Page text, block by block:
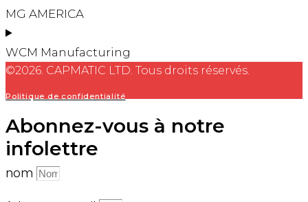
MG AMERICA
WCM Manufacturing
©2026. CAPMATIC LTD. Tous droits réservés.
Politique de confidentialité
Abonnez-vous à notre
infolettre
nom